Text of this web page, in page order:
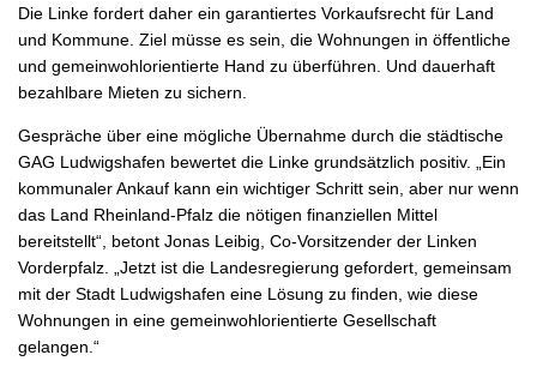
Die Linke fordert daher ein garantiertes Vorkaufsrecht für Land
und Kommune. Ziel müsse es sein, die Wohnungen in öffentliche
und gemeinwohlorientierte Hand zu überführen. Und dauerhaft
bezahlbare Mieten zu sichern.
Gespräche über eine mögliche Übernahme durch die städtische
GAG Ludwigshafen bewertet die Linke grundsätzlich positiv. „Ein
kommunaler Ankauf kann ein wichtiger Schritt sein, aber nur wenn
das Land Rheinland-Pfalz die nötigen finanziellen Mittel
bereitstellt“, betont Jonas Leibig, Co-Vorsitzender der Linken
Vorderpfalz. „Jetzt ist die Landesregierung gefordert, gemeinsam
mit der Stadt Ludwigshafen eine Lösung zu finden, wie diese
Wohnungen in eine gemeinwohlorientierte Gesellschaft
gelangen.“